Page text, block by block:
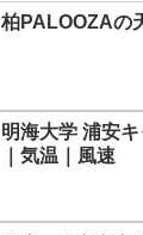
柏PALOOZAの
明海大学 浦安
｜気温｜風速